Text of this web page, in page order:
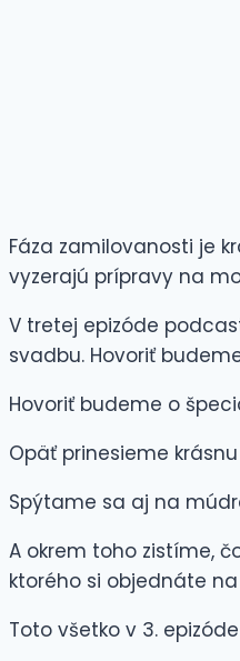
Fáza zamilovanosti je
vyzerajú prípravy na
V tretej epizóde
svadbu. Hovoriť
Hovoriť budeme o
Opäť prinesieme
Spýtame sa aj na
A okrem toho zistíme,
ktorého si objednáte
Toto všetko v 3.